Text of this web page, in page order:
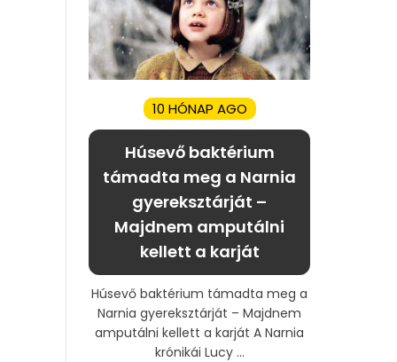
10 HÓNAP AGO
Húsevő baktérium
támadta meg a Narnia
gyereksztárját –
Majdnem amputálni
kellett a karját
Húsevő baktérium támadta meg a
Narnia gyereksztárját – Majdnem
amputálni kellett a karját A Narnia
krónikái Lucy ...